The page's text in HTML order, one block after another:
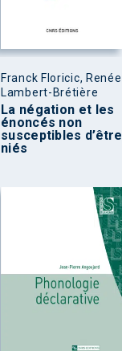
Franck Floricic, Renée
Lambert-Brétière
La négation et les
énoncés non
susceptibles d’être
niés